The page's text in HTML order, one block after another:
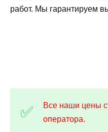
работ. Мы гарантируем
Все наши цены
оператора.